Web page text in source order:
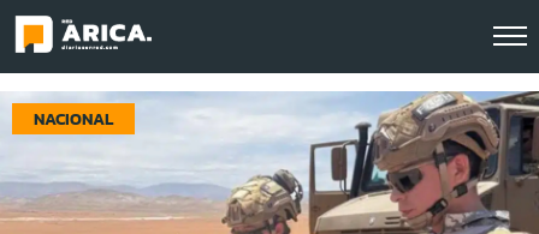
Click acá para ir directamente al contenido
NACIONAL